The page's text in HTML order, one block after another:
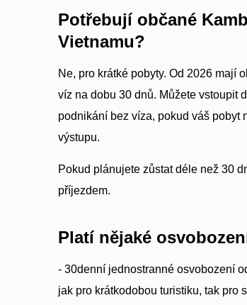
Potřebují občané
Vietnamu?
Ne, pro krátké pobyty. Od 2026 mají
víz na dobu 30 dnů. Můžete vstoupit
podnikání bez víza, pokud váš pobyt
výstupu.
Pokud plánujete zůstat déle než 30
příjezdem.
Platí nějaké
- 30denní jednostranné osvobození
jak pro krátkodobou turistiku, tak pro